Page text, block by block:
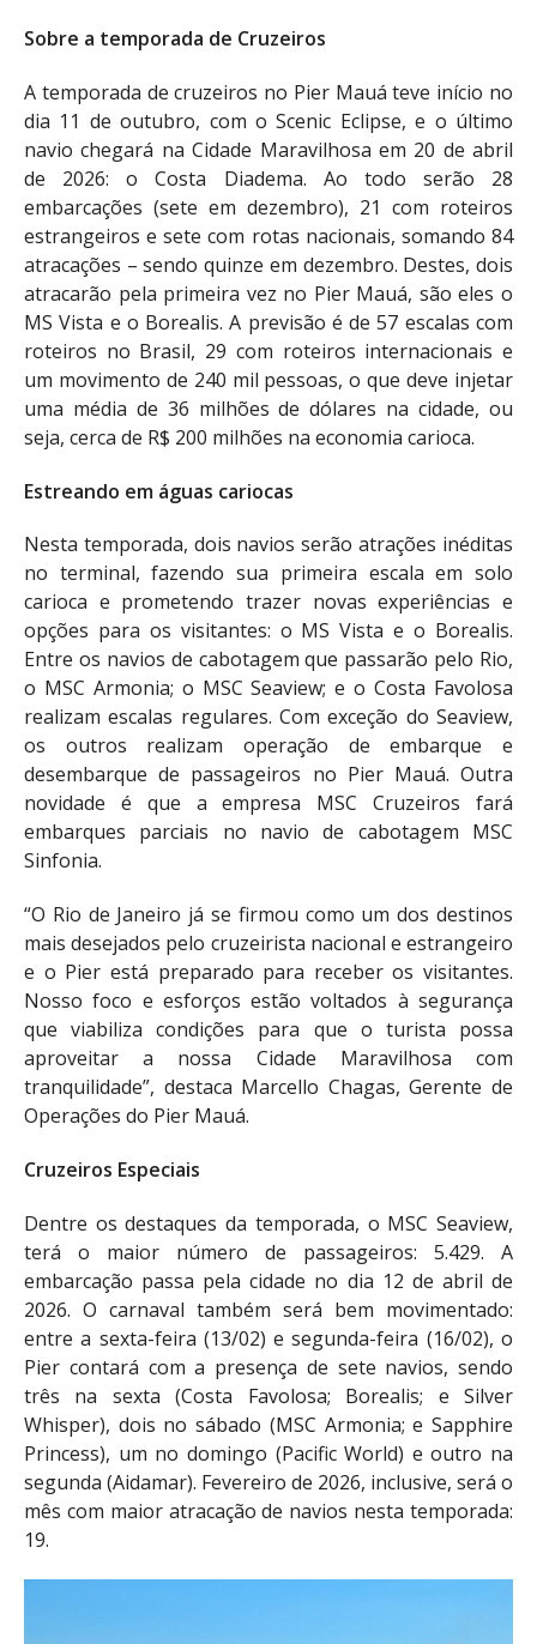
Sobre a temporada de Cruzeiros
A temporada de cruzeiros no Pier Mauá teve início no
dia 11 de outubro, com o Scenic Eclipse, e o último
navio chegará na Cidade Maravilhosa em 20 de abril
de 2026: o Costa Diadema. Ao todo serão 28
embarcações (sete em dezembro), 21 com roteiros
estrangeiros e sete com rotas nacionais, somando 84
atracações – sendo quinze em dezembro. Destes, dois
atracarão pela primeira vez no Pier Mauá, são eles o
MS Vista e o Borealis. A previsão é de 57 escalas com
roteiros no Brasil, 29 com roteiros internacionais e
um movimento de 240 mil pessoas, o que deve injetar
uma média de 36 milhões de dólares na cidade, ou
seja, cerca de R$ 200 milhões na economia carioca.
Estreando em águas cariocas
Nesta temporada, dois navios serão atrações inéditas
no terminal, fazendo sua primeira escala em solo
carioca e prometendo trazer novas experiências e
opções para os visitantes: o MS Vista e o Borealis.
Entre os navios de cabotagem que passarão pelo Rio,
o MSC Armonia; o MSC Seaview; e o Costa Favolosa
realizam escalas regulares. Com exceção do Seaview,
os outros realizam operação de embarque e
desembarque de passageiros no Pier Mauá. Outra
novidade é que a empresa MSC Cruzeiros fará
embarques parciais no navio de cabotagem MSC
Sinfonia.
“O Rio de Janeiro já se firmou como um dos destinos
mais desejados pelo cruzeirista nacional e estrangeiro
e o Pier está preparado para receber os visitantes.
Nosso foco e esforços estão voltados à segurança
que viabiliza condições para que o turista possa
aproveitar a nossa Cidade Maravilhosa com
tranquilidade”, destaca Marcello Chagas, Gerente de
Operações do Pier Mauá.
Cruzeiros Especiais
Dentre os destaques da temporada, o MSC Seaview,
terá o maior número de passageiros: 5.429. A
embarcação passa pela cidade no dia 12 de abril de
2026. O carnaval também será bem movimentado:
entre a sexta-feira (13/02) e segunda-feira (16/02), o
Pier contará com a presença de sete navios, sendo
três na sexta (Costa Favolosa; Borealis; e Silver
Whisper), dois no sábado (MSC Armonia; e Sapphire
Princess), um no domingo (Pacific World) e outro na
segunda (Aidamar). Fevereiro de 2026, inclusive, será o
mês com maior atracação de navios nesta temporada:
19.